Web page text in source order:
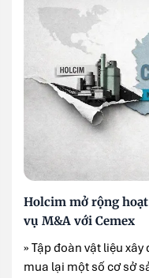
Holcim mở rộng
vụ M&A với Cemex
» Tập đoàn vật liệu
mua lại một số cơ sở